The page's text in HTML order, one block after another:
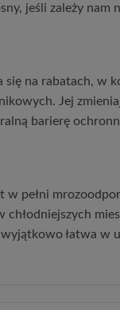
jeśli zależy
się na rabatach, w
Jej
barierę
w pełni
chłodniejszych
łatwa w